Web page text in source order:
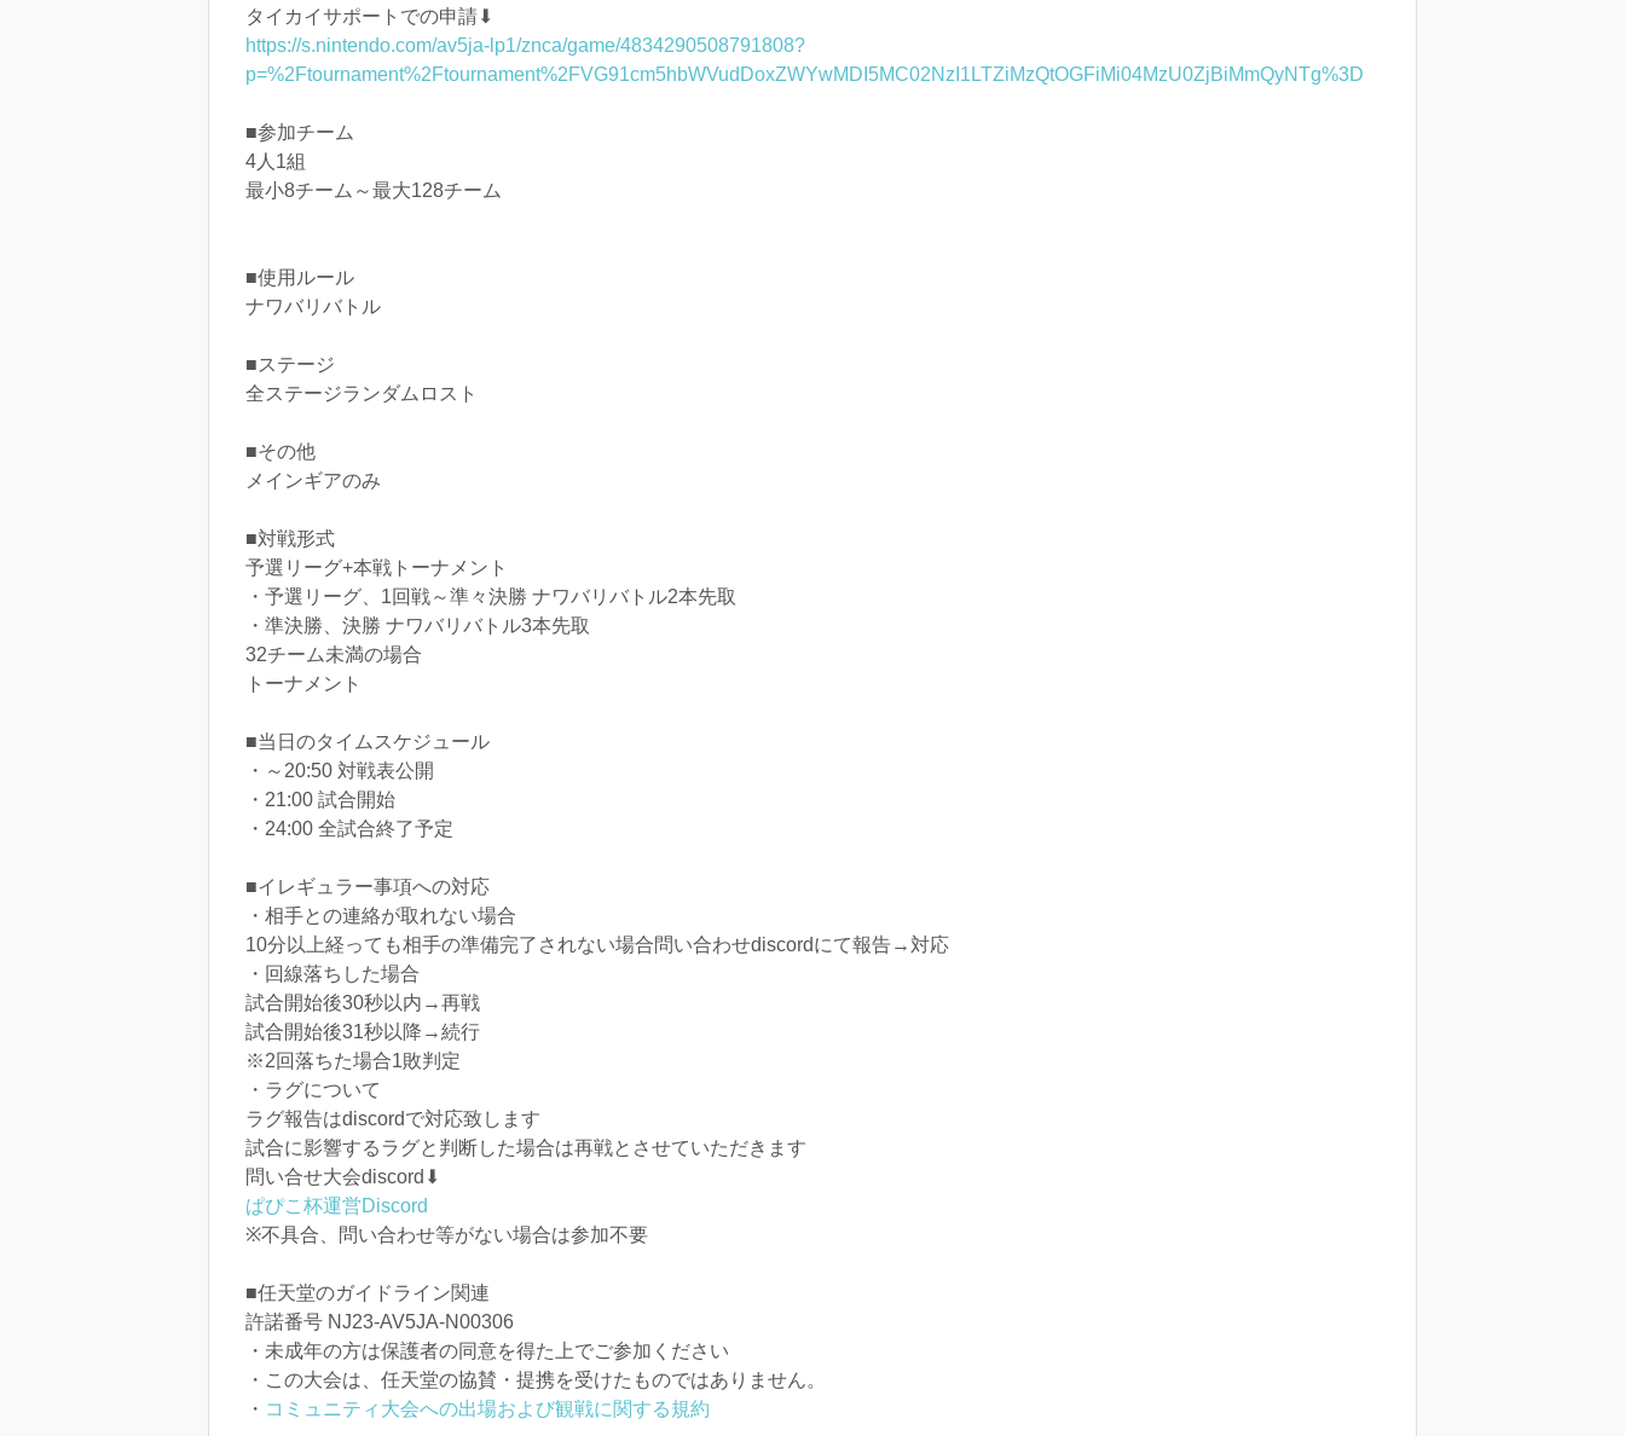
タイカイサポートでの申請⬇
https://s.nintendo.com/av5ja-lp1/znca/game/4834290508791808?
p=%2Ftournament%2Ftournament%2FVG91cm5hbWVudDoxZWYwMDI5MC02NzI1LTZiMzQtOGFiMi04MzU0ZjBiMmQyNTg%3D
■参加チーム
4人1組
最小8チーム～最大128チーム
■使用ルール
ナワバリバトル
■ステージ
全ステージランダムロスト
■その他
メインギアのみ
■対戦形式
予選リーグ+本戦トーナメント
・予選リーグ、1回戦～準々決勝 ナワバリバトル2本先取
・準決勝、決勝 ナワバリバトル3本先取
32チーム未満の場合
トーナメント
■当日のタイムスケジュール
・～20:50 対戦表公開
・21:00 試合開始
・24:00 全試合終了予定
■イレギュラー事項への対応
・相手との連絡が取れない場合
10分以上経っても相手の準備完了されない場合問い合わせdiscordにて報告→対応
・回線落ちした場合
試合開始後30秒以内→再戦
試合開始後31秒以降→続行
※2回落ちた場合1敗判定
・ラグについて
ラグ報告はdiscordで対応致します
試合に影響するラグと判断した場合は再戦とさせていただきます
問い合せ大会discord⬇
ぱぴこ杯運営Discord
※不具合、問い合わせ等がない場合は参加不要
■任天堂のガイドライン関連
許諾番号 NJ23-AV5JA-N00306
・未成年の方は保護者の同意を得た上でご参加ください
・この大会は、任天堂の協賛・提携を受けたものではありません。
・ コミュニティ大会への出場および観戦に関する規約